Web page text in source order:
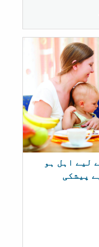
لیے اہل ہو
پیشکی